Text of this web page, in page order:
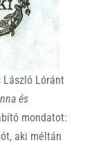
Lóránt
és
mondatot:
aki méltán